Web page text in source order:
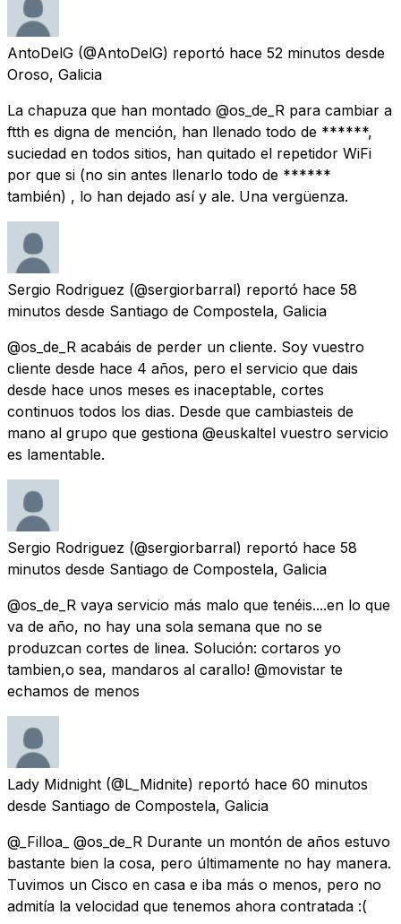
AntoDelG (@AntoDelG) reportó hace 52 minutos desde
Oroso, Galicia
La chapuza que han montado @os_de_R para cambiar a
ftth es digna de mención, han llenado todo de ******,
suciedad en todos sitios, han quitado el repetidor WiFi
por que si (no sin antes llenarlo todo de ******
también) , lo han dejado así y ale. Una vergüenza.
Sergio Rodriguez (@sergiorbarral) reportó hace 58
minutos desde Santiago de Compostela, Galicia
@os_de_R acabáis de perder un cliente. Soy vuestro
cliente desde hace 4 años, pero el servicio que dais
desde hace unos meses es inaceptable, cortes
continuos todos los dias. Desde que cambiasteis de
mano al grupo que gestiona @euskaltel vuestro servicio
es lamentable.
Sergio Rodriguez (@sergiorbarral) reportó hace 58
minutos desde Santiago de Compostela, Galicia
@os_de_R vaya servicio más malo que tenéis....en lo que
va de año, no hay una sola semana que no se
produzcan cortes de linea. Solución: cortaros yo
tambien,o sea, mandaros al carallo! @movistar te
echamos de menos
Lady Midnight (@L_Midnite) reportó hace 60 minutos
desde Santiago de Compostela, Galicia
@_Filloa_ @os_de_R Durante un montón de años estuvo
bastante bien la cosa, pero últimamente no hay manera.
Tuvimos un Cisco en casa e iba más o menos, pero no
admitía la velocidad que tenemos ahora contratada :(